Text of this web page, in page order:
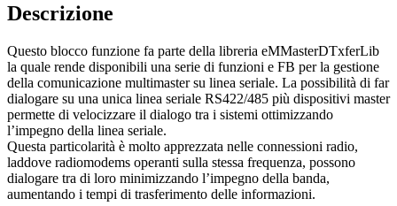
Descrizione
Questo blocco funzione fa parte della libreria eMMasterDTxferLib
la quale rende disponibili una serie di funzioni e FB per la gestione
della comunicazione multimaster su linea seriale. La possibilità di far
dialogare su una unica linea seriale RS422/485 più dispositivi master
permette di velocizzare il dialogo tra i sistemi ottimizzando
l’impegno della linea seriale.
Questa particolarità è molto apprezzata nelle connessioni radio,
laddove radiomodems operanti sulla stessa frequenza, possono
dialogare tra di loro minimizzando l’impegno della banda,
aumentando i tempi di trasferimento delle informazioni.